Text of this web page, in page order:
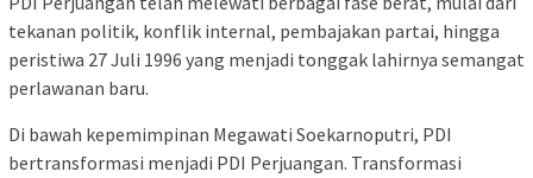
tekanan politik, konflik internal, pembajakan partai, hingga
peristiwa 27 Juli 1996 yang menjadi tonggak lahirnya semangat
perlawanan baru.
Di bawah kepemimpinan Megawati Soekarnoputri, PDI
bertransformasi menjadi PDI Perjuangan. Transformasi